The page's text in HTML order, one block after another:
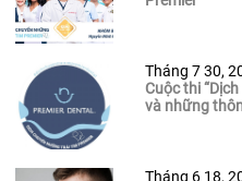
Tháng 7 30,
Cuộc thi
và những
Tháng 6 18,